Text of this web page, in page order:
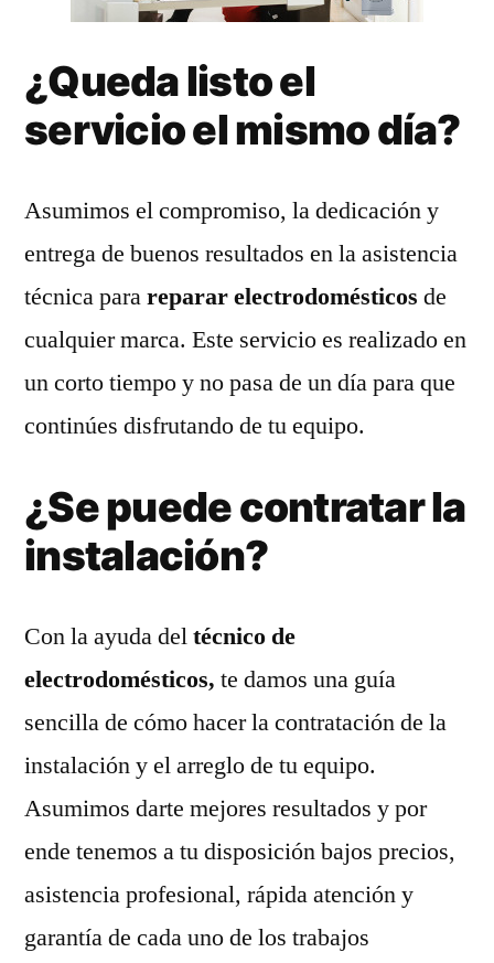
¿Queda listo el
servicio el mismo día?
Asumimos el compromiso, la dedicación y
entrega de buenos resultados en la asistencia
técnica parareparar electrodomésticos de
cualquier marca. Este servicio es realizado en
un corto tiempo y no pasa de un día para que
continúes disfrutando de tu equipo.
¿Se puede contratar la
instalación?
Con la ayuda deltécnico de
electrodomésticos, te damos una guía
sencilla de cómo hacer la contratación de la
instalación y el arreglo de tu equipo.
Asumimos darte mejores resultados y por
ende tenemos a tu disposición bajos precios,
asistencia profesional, rápida atención y
garantía de cada uno de los trabajos